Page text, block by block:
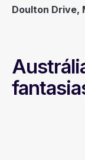
Doulton Drive,